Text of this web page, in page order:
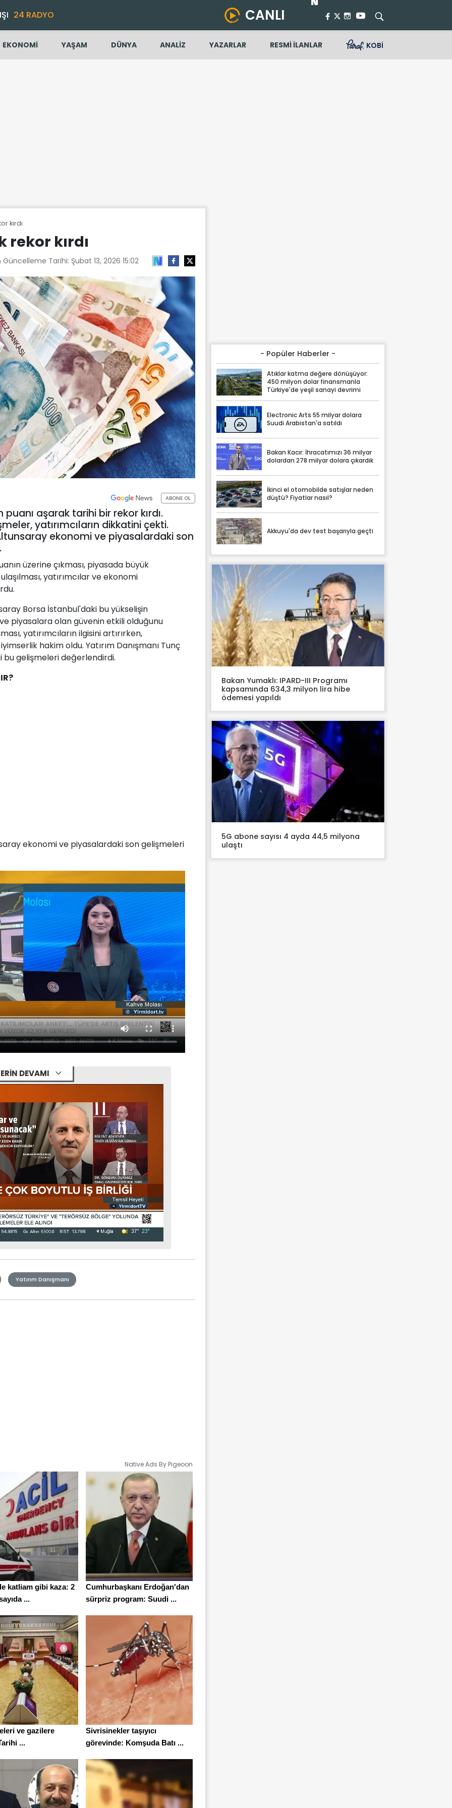
24 RADYO CANLI
EKONOMİ YAŞAM DÜNYA ANALİZ YAZARLAR RESMİ İLANLAR KOBİ
kırdı
rekor kırdı
Güncelleme Tarihi: Şubat 13, 2026 15:02
ABONE OL
aşarak tarihi bir rekor kırdı.
yatırımcıların dikkatini çekti.
ekonomi ve piyasalardaki son
üzerine çıkması, piyasada büyük
yatırımcılar ve ekonomi
Borsa İstanbul'daki bu yükselişin
piyasalara olan güvenin etkili olduğunu
yatırımcıların ilgisini artırırken,
hakim oldu. Yatırım Danışmanı Tunç
bu gelişmeleri değerlendirdi.
ekonomi ve piyasalardaki son gelişmeleri
DEVAMI
Yatırım Danışmanı
Native Ads By Pigeoon
katliam gibi kaza: 2
...
Cumhurbaşkanı Erdoğan'dan
sürpriz program: Suudi ...
ve gazilere
...
Sivrisinekler taşıyıcı
görevinde: Komşuda Batı ...
- Popüler Haberler -
Atıklar katma değere dönüşüyor:
450 milyon dolar finansmanla
Türkiye'de yeşil sanayi devrimi
Electronic Arts 55 milyar dolara
Suudi Arabistan'a satıldı
Bakan Kacır: İhracatımızı 36 milyar
dolardan 278 milyar dolara çıkardık
İkinci el otomobilde satışlar neden
düştü? Fiyatlar nasıl?
Akkuyu'da dev test başarıyla geçti
Bakan Yumaklı: IPARD-III Programı
kapsamında 634,3 milyon lira hibe
ödemesi yapıldı
5G abone sayısı 4 ayda 44,5 milyona
ulaştı